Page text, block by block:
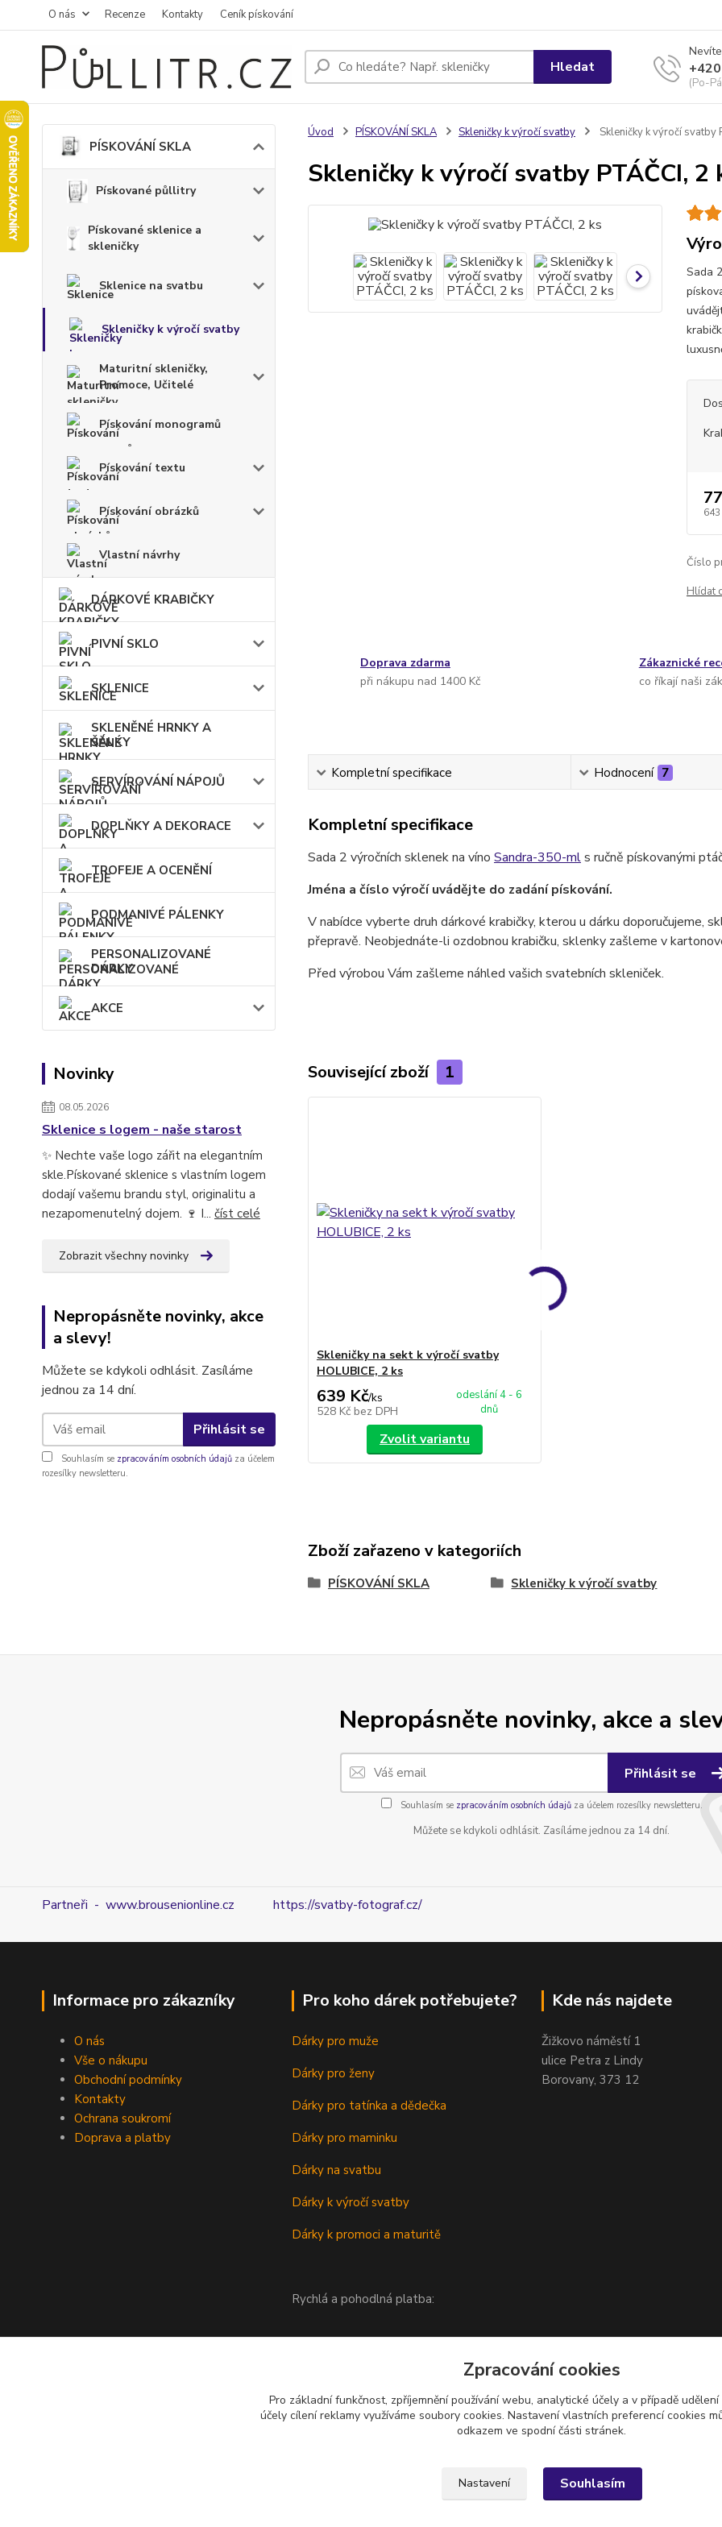
O nás Recenze Kontakty Ceník pískování
Hledat
(Po-
PÍSKOVÁNÍ SKLA
Pískované půllitry
Pískované sklenice a
skleničky
Sklenice na svatbu
Skleničky k výročí svatby
Maturitní skleničky,
Promoce, Učitelé
Pískování monogramů
Pískování textu
Pískování obrázků
Vlastní návrhy
DÁRKOVÉ KRABIČKY
PIVNÍ SKLO
SKLENICE
SKLENĚNÉ HRNKY A
ŠÁLKY
SERVÍROVÁNÍ NÁPOJŮ
DOPLŇKY A DEKORACE
TROFEJE A OCENĚNÍ
PODMANIVÉ PÁLENKY
PERSONALIZOVANÉ
DÁRKY
AKCE
Novinky
08.05.2026
Sklenice s logem - naše starost
✨ Nechte vaše logo zářit na elegantním
skle.Pískované sklenice s vlastním logem
dodají vašemu brandu styl, originalitu a
nezapomenutelný dojem. 🍷 I... číst celé
Zobrazit všechny novinky
Nepropásněte novinky, akce
a slevy!
Můžete se kdykoli odhlásit. Zasíláme
jednou za 14 dní.
Přihlásit se
Souhlasím se zpracováním osobních údajů za účelem
rozesílky newsletteru.
Úvod PÍSKOVÁNÍ SKLA Skleničky k výročí svatby Skleničky k výročí svatby
Skleničky k výročí svatby PTÁČCI, 2
Sada
643
Číslo
Hlídat
Doprava zdarma
při nákupu nad 1400 Kč
Zákaznické
co říkají naši
Kompletní specifikace Hodnocení 7
Kompletní specifikace
Sada 2 výročních sklenek na víno Sandra-350-mls ručně pískovanými
Jména a číslo výročí uvádějte do zadání pískování.
V nabídce vyberte druh dárkové krabičky, kterou u dárku doporučujeme,
přepravě. Neobjednáte-li ozdobnou krabičku, sklenky zašleme v
Před výrobou Vám zašleme náhled vašich svatebních skleniček.
Související zboží 1
Skleničky na sekt k výročí svatby
HOLUBICE, 2 ks
639 Kč/ks
528 Kč bez DPH
odeslání 4 - 6
dnů
Zvolit variantu
Zboží zařazeno v kategoriích
PÍSKOVÁNÍ SKLA Skleničky k výročí svatby
Nepropásněte novinky, akce a
Přihlásit se
Souhlasím se zpracováním osobních údajůza účelem rozesílky newsletteru.
Můžete se kdykoli odhlásit. Zasíláme jednou za 14 dní.
Partneři - www.brousenionline.cz https://svatby-fotograf.cz/
Informace pro zákazníky
O nás
Vše o nákupu
Obchodní podmínky
Kontakty
Ochrana soukromí
Doprava a platby
Pro koho dárek potřebujete?
Dárky pro muže
Dárky pro ženy
Dárky pro tatínka a dědečka
Dárky pro maminku
Dárky na svatbu
Dárky k výročí svatby
Dárky k promoci a maturitě
Rychlá a pohodlná platba:
Kde nás najdete
Žižkovo náměstí 1
ulice Petra z Lindy
Borovany, 373 12
Zpracování cookies
Pro základní funkčnost, zpříjemnění používání webu, analytické účely a v případě udělení
účely cílení reklamy využíváme soubory cookies. Nastavení vlastních preferencí cookies
odkazem ve spodní části stránek.
Nastavení Souhlasím